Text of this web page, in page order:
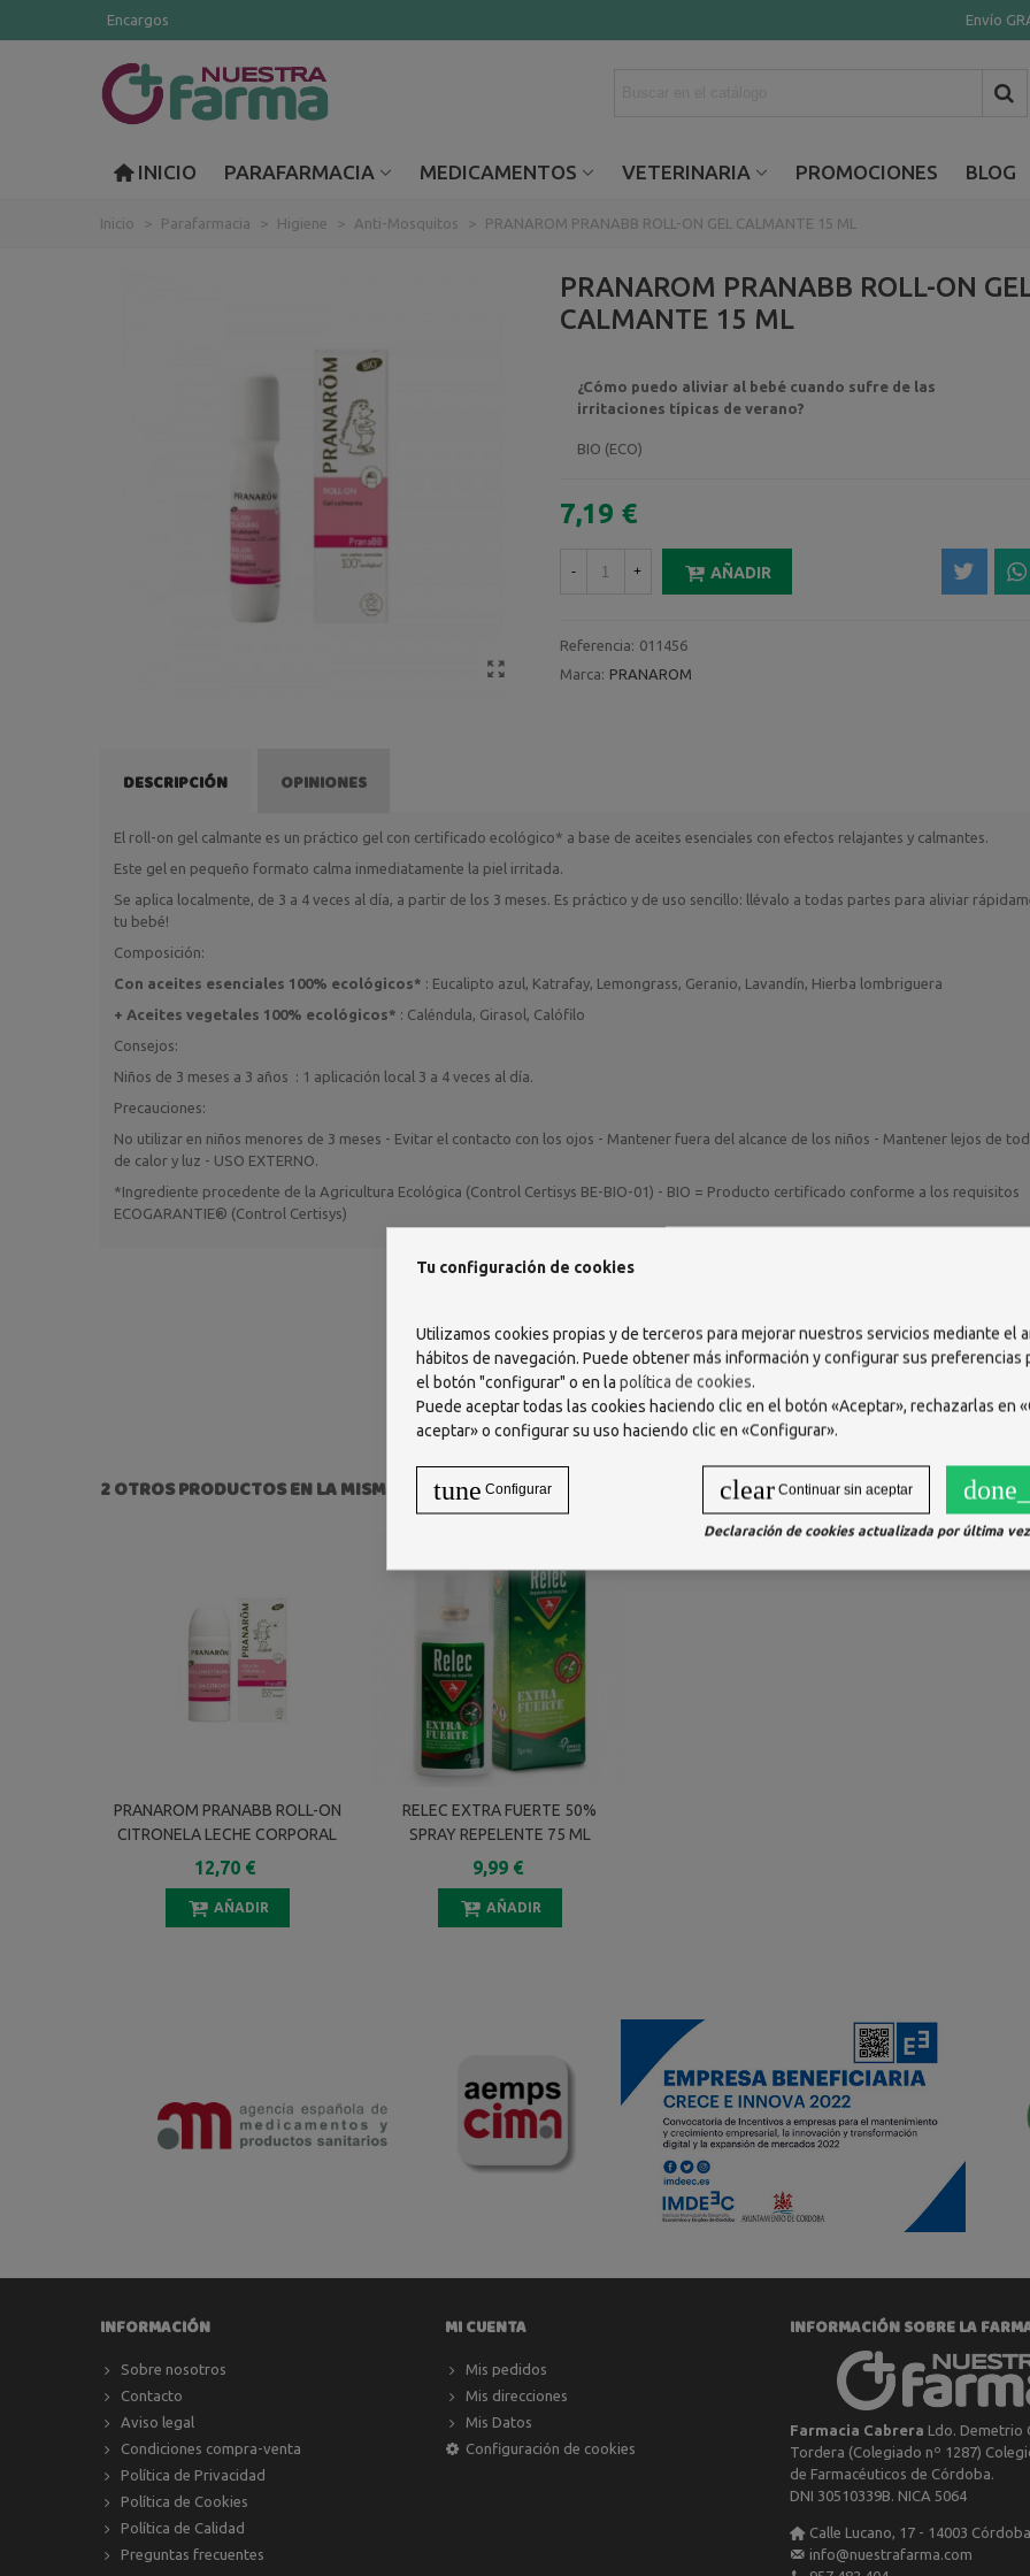
Encargos Envío
INICIO PARAFARMACIA MEDICAMENTOS VETERINARIA PROMOCIONES BLOG
Inicio > Parafarmacia > Higiene > Anti-Mosquitos > PRANAROM PRANABB ROLL-ON GEL CALMANTE 15 ML
PRANAROM PRANABB ROLL-ON
CALMANTE 15 ML
¿Cómo puedo aliviar al bebé cuando sufre de las
irritaciones típicas de verano?
BIO (ECO)
7,19 €
- + AÑADIR
Referencia: 011456
Marca: PRANAROM
DESCRIPCIÓN OPINIONES
El roll-on gel calmante es un práctico gel con certificado ecológico* a base de aceites esenciales con efectos relajantes y calmantes.
Este gel en pequeño formato calma inmediatamente la piel irritada.
Se aplica localmente, de 3 a 4 veces al día, a partir de los 3 meses. Es práctico y de uso sencillo: llévalo a todas partes para aliviar
tu bebé!
Composición:
Con aceites esenciales 100% ecológicos* : Eucalipto azul, Katrafay, Lemongrass, Geranio, Lavandín, Hierba lombriguera
+ Aceites vegetales 100% ecológicos* : Caléndula, Girasol, Calófilo
Consejos:
Niños de 3 meses a 3 años : 1 aplicación local 3 a 4 veces al día.
Precauciones:
No utilizar en niños menores de 3 meses - Evitar el contacto con los ojos - Mantener fuera del alcance de los niños - Mantener lejos de
de calor y luz - USO EXTERNO.
*Ingrediente procedente de la Agricultura Ecológica (Control Certisys BE-BIO-01) - BIO = Producto certificado conforme a los requisitos
ECOGARANTIE® (Control Certisys)
2 OTROS PRODUCTOS EN LA MISMA CATEGORÍA:
PRANAROM PRANABB ROLL-ON
CITRONELA LECHE CORPORAL
30 ML
12,70 €
AÑADIR
RELEC EXTRA FUERTE 50%
SPRAY REPELENTE 75 ML
9,99 €
AÑADIR
INFORMACIÓN
Sobre nosotros
Contacto
Aviso legal
Condiciones compra-venta
Política de Privacidad
Política de Cookies
Política de Calidad
Preguntas frecuentes
MI CUENTA
Mis pedidos
Mis direcciones
Mis Datos
Configuración de cookies
INFORMACIÓN SOBRE LA
Farmacia Cabrera Ldo. Demetrio
Tordera (Colegiado nº 1287)
de Farmacéuticos de Córdoba.
DNI 30510339B. NICA 5064
Calle Lucano, 17 - 14003 Córdoba
info@nuestrafarma.com
Tu configuración de cookies
Utilizamos cookies propias y de terceros para mejorar nuestros servicios mediante el
hábitos de navegación. Puede obtener más información y configurar sus preferencias
el botón "configurar" o en la política de cookies.
Puede aceptar todas las cookies haciendo clic en el botón «Aceptar», rechazarlas en
aceptar» o configurar su uso haciendo clic en «Configurar».
clear Continuar sin aceptar
tune Configurar
Declaración de cookies actualizada por última